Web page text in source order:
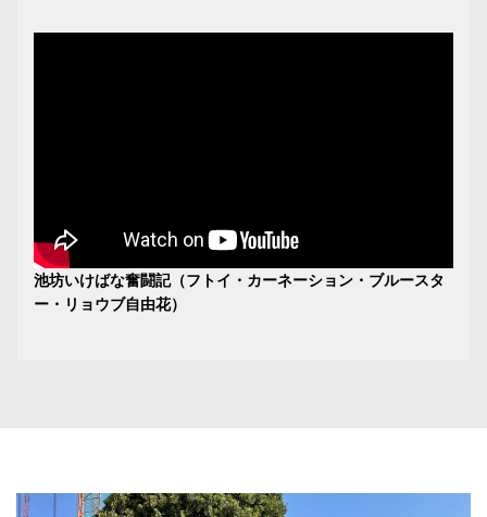
池坊いけばな奮闘記（フトイ・カーネーション・ブルースタ
ー・リョウブ自由花）